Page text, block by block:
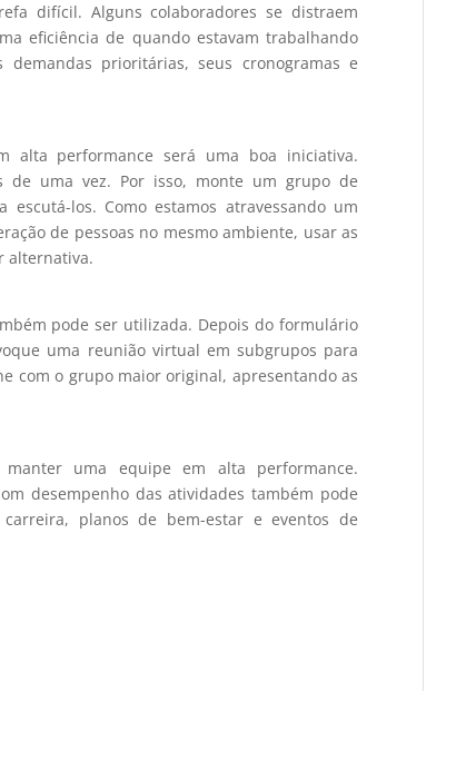
difícil. Alguns colaboradores se distraem
eficiência de quando estavam trabalhando
prioritárias, seus cronogramas e
alta performance será uma boa iniciativa.
de uma vez. Por isso, monte um grupo de
los. Como estamos atravessando um
de pessoas no mesmo ambiente, usar as
alternativa.
pode ser utilizada. Depois do formulário
uma reunião virtual em subgrupos para
com o grupo maior original, apresentando as
uma equipe em alta performance.
desempenho das atividades também pode
planos de bem-estar e eventos de